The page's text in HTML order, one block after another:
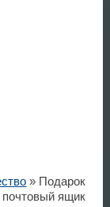
» Подарок
ящик